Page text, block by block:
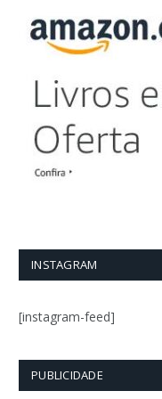
INSTAGRAM
[instagram-feed]
PUBLICIDADE